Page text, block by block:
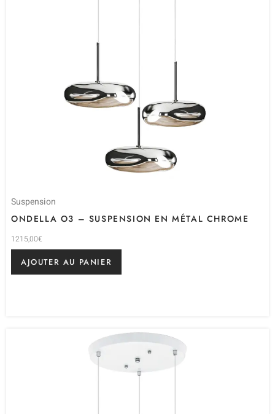
Suspension
ONDELLA O3 – SUSPENSION EN MÉTAL CHROME
1215,00€
AJOUTER AU PANIER